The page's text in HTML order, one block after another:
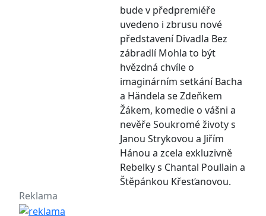
bude v předpremiéře
uvedeno i zbrusu nové
představení Divadla Bez
zábradlí Mohla to být
hvězdná chvíle o
imaginárním setkání Bacha
a Händela se Zdeňkem
Žákem, komedie o vášni a
nevěře Soukromé životy s
Janou Strykovou a Jiřím
Hánou a zcela exkluzivně
Rebelky s Chantal Poullain a
Štěpánkou Křesťanovou.
Reklama